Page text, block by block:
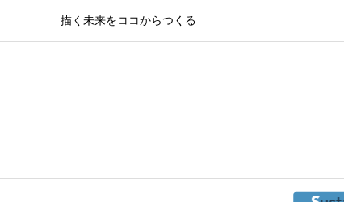
描く未来をココからつくる